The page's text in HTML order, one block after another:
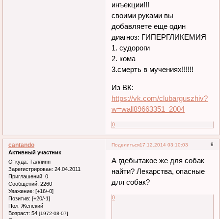
инъекции!!!
своими руками вы
добавляете еще один
диагноз: ГИПЕРГЛИКЕМИЯ
1. судороги
2. кома
3.смерть в мучениях!!!!!!
Из ВК:
https://vk.com/clubarguszhiv?
w=wall89663351_2004
0
Поделиться 9
17.12.2014 03:10:03
cantando
Активный участник
Откуда: Таллинн
Зарегистрирован: 24.04.2011
Приглашений: 0
Сообщений: 2260
Уважение: [+16/-0]
Позитив: [+20/-1]
Пол: Женский
Возраст: 54 [1972-08-07]
А гдебытакое же для собак
найти? Лекарства, опасные
для собак?
0